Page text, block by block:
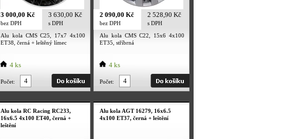
3 000,00 Kč
bez DPH
3 630,00 Kč
s DPH
Alu kola CMS C25, 17x7 4x100
ET38, černá + leštěný límec
4 ks
Počet:
2 090,00 Kč
bez DPH
2 528,90 Kč
s DPH
Alu kola CMS C22, 15x6 4x100
ET35, stříbrná
4 ks
Počet:
Alu kola RC Racing RC233,
16x6.5 4x100 ET40, černá +
leštění
Alu kola AGT 16279, 16x6.5
4x100 ET37, černá + leštění